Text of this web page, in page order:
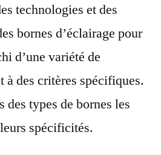
technologies et des
bornes d’éclairage pour
d’une variété de
à des critères spécifiques.
des types de bornes les
spécificités.